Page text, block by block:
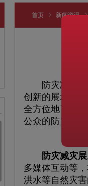
首页 新闻资讯
防灾减灾展厅
创新的展示手
全方位地了解
公众的防灾减
防灾减灾展
多媒体互动等
洪水等自然灾